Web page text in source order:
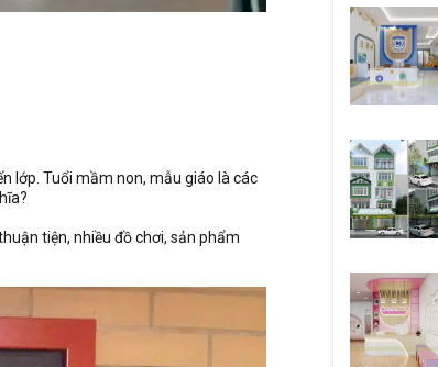
lớp. Tuổi mầm non, mẫu giáo là các
tiện, nhiều đồ chơi, sản phẩm